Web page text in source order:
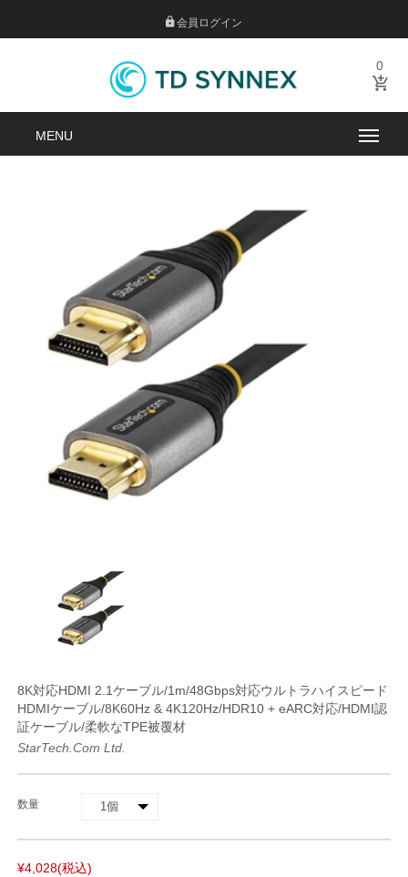
会員ログイン
0
8K対応HDMI 2.1ケーブル/1m/48Gbps対応ウルトラハイスピード
HDMIケーブル/8K60Hz & 4K120Hz/HDR10 + eARC対応/HDMI認
証ケーブル/柔軟なTPE被覆材
StarTech.com Ltd.
数量
¥4,028(税込)